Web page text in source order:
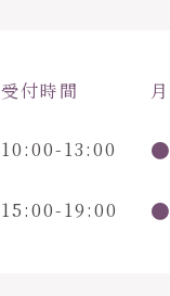
受付時間 月
10:00-13:00 ●
15:00-19:00 ●